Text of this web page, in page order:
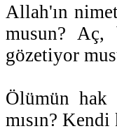
Allah'ın
musun?
gözetiyor
Ölümün hak
mısın?